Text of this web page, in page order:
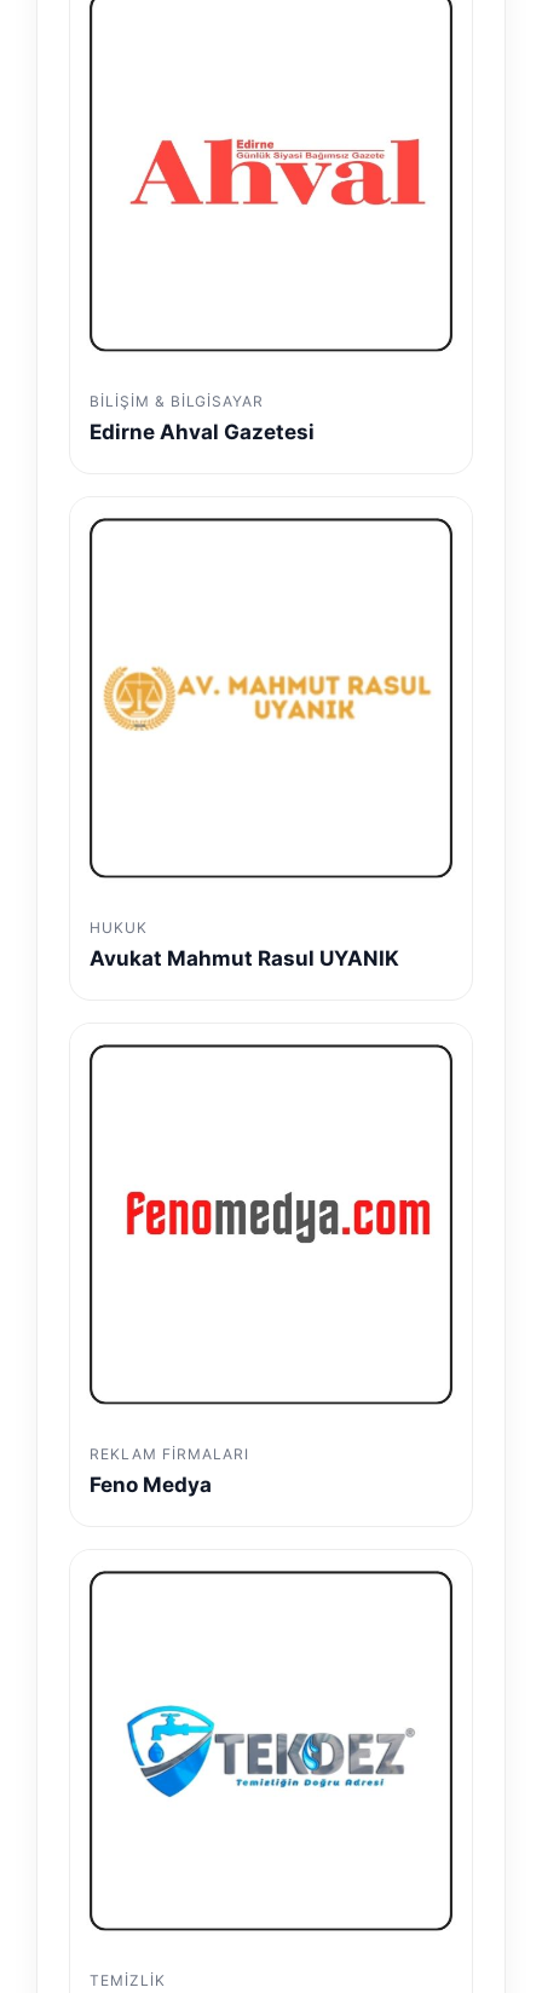
BILIŞIM & BILGISAYAR
Edirne Ahval Gazetesi
HUKUK
Avukat Mahmut Rasul UYANIK
REKLAM FIRMALARI
Feno Medya
TEMIZLIK